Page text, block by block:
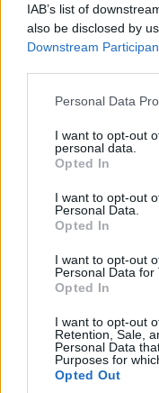
IAB’s list of
also be disclosed by
Downstream
Please note that this
not limited to your
grant or deny consent
use your data for
consent section.
Personal Data
I want to opt-out
personal data.
Opted In
I want to opt-out
Personal Data.
Opted In
I want to opt-out
Personal Data for
Opted In
I want to opt-out
Retention, Sale,
Personal Data
Purposes for
Opted Out
ΠΙΣΤΗ
Συνάντηση στο
Αυστραλίας